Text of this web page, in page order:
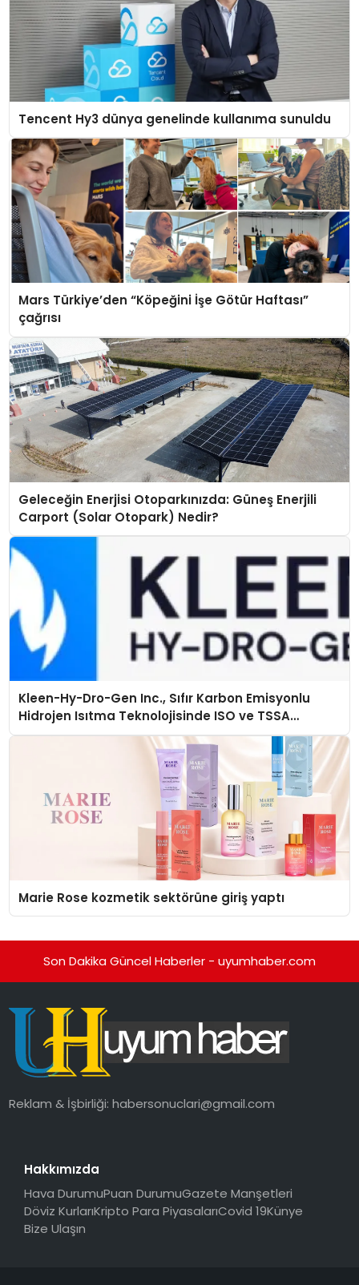
Tencent Hy3 dünya genelinde kullanıma sunuldu
Mars Türkiye’den “Köpeğini İşe Götür Haftası”
çağrısı
Geleceğin Enerjisi Otoparkınızda: Güneş Enerjili
Carport (Solar Otopark) Nedir?
Kleen-Hy-Dro-Gen Inc., Sıfır Karbon Emisyonlu
Hidrojen Isıtma Teknolojisinde ISO ve TSSA
Düzenleyici Onaylarını Aldı
Marie Rose kozmetik sektörüne giriş yaptı
Son Dakika Güncel Haberler - uyumhaber.com
Reklam & İşbirliği:habersonuclari@gmail.com
Hakkımızda
Hava DurumuPuan DurumuGazete Manşetleri
Döviz KurlarıKripto Para PiyasalarıCovid 19Künye
Bize Ulaşın